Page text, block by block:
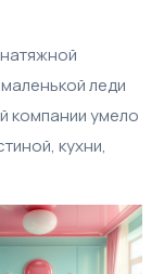
леди
компании умело
кухни,